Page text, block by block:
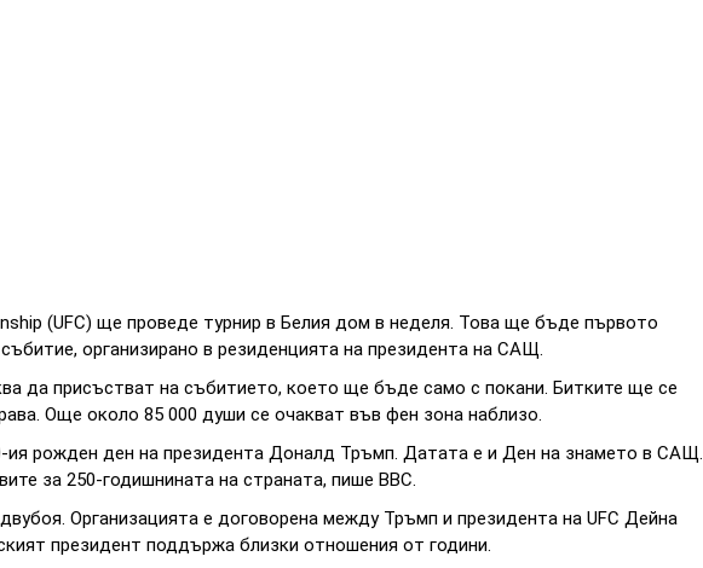
(UFC) ще проведе турнир в Белия дом в неделя. Това ще бъде първото
организирано в резиденцията на президента на САЩ.
да присъстват на събитието, което ще бъде само с покани. Битките ще се
Още около 85 000 души се очакват във фен зона наблизо.
ия рожден ден на президента Доналд Тръмп. Датата е и Ден на знамето в САЩ.
за 250-годишнината на страната, пише BBC.
Организацията е договорена между Тръмп и президента на UFC Дейна
президент поддържа близки отношения от години.